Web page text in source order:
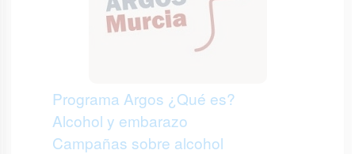
Programa Argos ¿Qué es?
Alcohol y embarazo
Campañas sobre alcohol